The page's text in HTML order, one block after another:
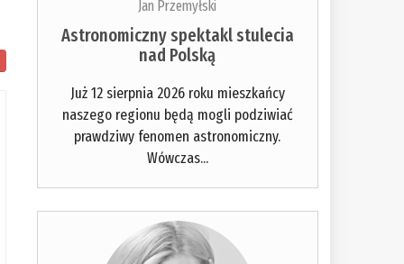
Jan Przemyłski
Astronomiczny spektakl stulecia
nad Polską
Już 12 sierpnia 2026 roku mieszkańcy
naszego regionu będą mogli podziwiać
prawdziwy fenomen astronomiczny.
Wówczas...